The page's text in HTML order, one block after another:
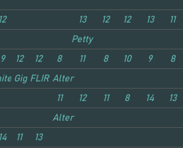
12 13 12 12 13 11
Petty
9 12 12 8 11 8 10 9 8
Giga Chief
FLIR Alter
11 12 11 8 14 13
Alter
14 11 13